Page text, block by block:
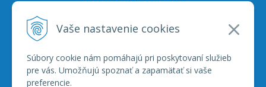
Vaše nastavenie cookies
Súbory cookie nám pomáhajú pri poskytovaní služieb
pre vás. Umožňujú spoznať a zapamätať si vaše
preferencie.
Prepravné podmienky